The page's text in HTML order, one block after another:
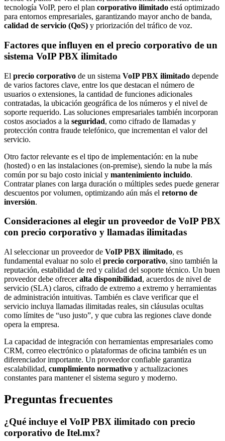
tecnología VoIP, pero el plan corporativo ilimitado está optimizado
para entornos empresariales, garantizando mayor ancho de banda,
calidad de servicio (QoS) y priorización del tráfico de voz.
Factores que influyen en el precio corporativo de un
sistema VoIP PBX ilimitado
El precio corporativo de un sistema VoIP PBX ilimitado depende
de varios factores clave, entre los que destacan el número de
usuarios o extensiones, la cantidad de funciones adicionales
contratadas, la ubicación geográfica de los números y el nivel de
soporte requerido. Las soluciones empresariales también incorporan
costos asociados a la seguridad, como cifrado de llamadas y
protección contra fraude telefónico, que incrementan el valor del
servicio.
Otro factor relevante es el tipo de implementación: en la nube
(hosted) o en las instalaciones (on-premise), siendo la nube la más
común por su bajo costo inicial y mantenimiento incluido.
Contratar planes con larga duración o múltiples sedes puede generar
descuentos por volumen, optimizando aún más el retorno de
inversión.
Consideraciones al elegir un proveedor de VoIP PBX
con precio corporativo y llamadas ilimitadas
Al seleccionar un proveedor de VoIP PBX ilimitado, es
fundamental evaluar no solo el precio corporativo, sino también la
reputación, estabilidad de red y calidad del soporte técnico. Un buen
proveedor debe ofreceralta disponibilidad, acuerdos de nivel de
servicio (SLA) claros, cifrado de extremo a extremo y herramientas
de administración intuitivas. También es clave verificar que el
servicio incluya llamadas ilimitadas reales, sin cláusulas ocultas
como límites de “uso justo”, y que cubra las regiones clave donde
opera la empresa.
La capacidad de integración con herramientas empresariales como
CRM, correo electrónico o plataformas de oficina también es un
diferenciador importante. Un proveedor confiable garantiza
escalabilidad, cumplimiento normativo y actualizaciones
constantes para mantener el sistema seguro y moderno.
Preguntas frecuentes
¿Qué incluye el VoIP PBX ilimitado con precio
corporativo de Itel.mx?